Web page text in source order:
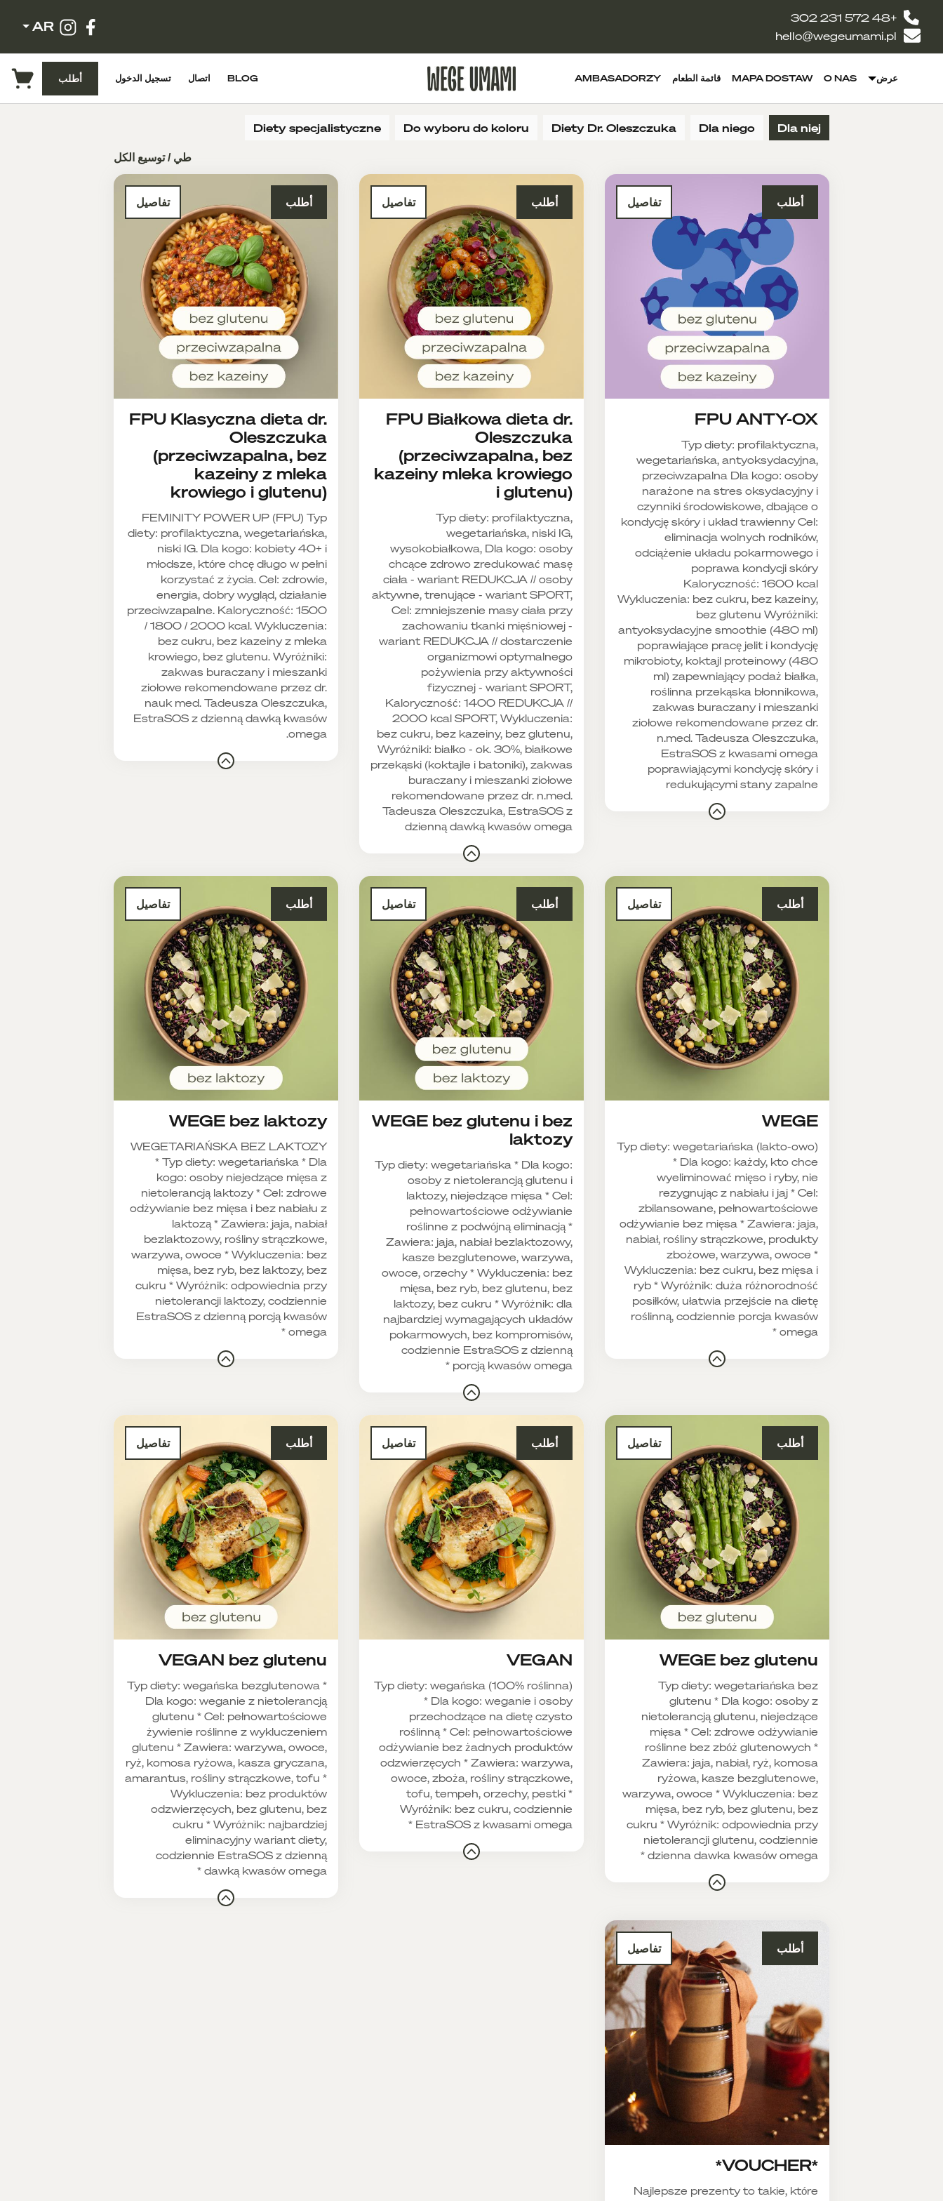
+48 572 231 302
hello@wegeumami.pl
AR
عرض O NAS
MAPA DOSTAW قائمة الطعام AMBASADORZY
BLOG اتصال تسجيل الدخول أطلب
Dla niej
Dla niego
Diety Dr. Oleszczuka
Do wyboru do koloru
Diety specjalistyczne
طي / توسيع الكل
تفاصيل
FPU ANTY-OX
أطلب
Typ diety: profilaktyczna,
wegetariańska, antyoksydacyjna,
przeciwzapalna Dla kogo: osoby
narażone na stres oksydacyjny i
czynniki środowiskowe, dbające o
kondycję skóry i układ trawienny Cel:
eliminacja wolnych rodników,
odciążenie układu pokarmowego i
poprawa kondycji skóry
Kaloryczność: 1600 kcal
Wykluczenia: bez cukru, bez kazeiny,
bez glutenu Wyróżniki:
antyoksydacyjne smoothie (480 ml)
poprawiające pracę jelit i kondycję
mikrobioty, koktajl proteinowy (480
ml) zapewniający podaż białka,
roślinna przekąska błonnikowa,
zakwas buraczany i mieszanki
ziołowe rekomendowane przez dr.
n.med. Tadeusza Oleszczuka,
EstraSOS z kwasami omega
poprawiającymi kondycję skóry i
redukującymi stany zapalne
تفاصيل
FPU Białkowa dieta dr.
Oleszczuka
(przeciwzapalna, bez
kazeiny mleka krowiego
i glutenu)
أطلب
Typ diety: profilaktyczna,
wegetariańska, niski IG,
wysokobiałkowa, Dla kogo: osoby
chcące zdrowo zredukować masę
ciała - wariant REDUKCJA // osoby
aktywne, trenujące - wariant SPORT,
Cel: zmniejszenie masy ciała przy
zachowaniu tkanki mięśniowej -
wariant REDUKCJA // dostarczenie
organizmowi optymalnego
pożywienia przy aktywności
fizycznej - wariant SPORT,
Kaloryczność: 1400 REDUKCJA //
2000 kcal SPORT, Wykluczenia:
bez cukru, bez kazeiny, bez glutenu,
Wyróżniki: białko - ok. 30%, białkowe
przekąski (koktajle i batoniki), zakwas
buraczany i mieszanki ziołowe
rekomendowane przez dr. n.med.
Tadeusza Oleszczuka, EstraSOS z
dzienną dawką kwasów omega
تفاصيل
FPU Klasyczna dieta dr.
Oleszczuka
(przeciwzapalna, bez
kazeiny z mleka
krowiego i glutenu)
أطلب
FEMINITY POWER UP (FPU) Typ
diety: profilaktyczna, wegetariańska,
niski IG. Dla kogo: kobiety 40+ i
młodsze, które chcę długo w pełni
korzystać z życia. Cel: zdrowie,
energia, dobry wygląd, działanie
przeciwzapalne. Kaloryczność: 1500
/ 1800 / 2000 kcal. Wykluczenia:
bez cukru, bez kazeiny z mleka
krowiego, bez glutenu. Wyróżniki:
zakwas buraczany i mieszanki
ziołowe rekomendowane przez dr.
nauk med. Tadeusza Oleszczuka,
EstraSOS z dzienną dawką kwasów
omega.
تفاصيل
WEGE
أطلب
Typ diety: wegetariańska (lakto-owo)
* Dla kogo: każdy, kto chce
wyeliminować mięso i ryby, nie
rezygnując z nabiału i jaj * Cel:
zbilansowane, pełnowartościowe
odżywianie bez mięsa * Zawiera: jaja,
nabiał, rośliny strączkowe, produkty
zbożowe, warzywa, owoce *
Wykluczenia: bez cukru, bez mięsa i
ryb * Wyróżnik: duża różnorodność
posiłków, ułatwia przejście na dietę
roślinną, codziennie porcja kwasów
omega *
تفاصيل
WEGE bez glutenu i bez
laktozy
أطلب
Typ diety: wegetariańska * Dla kogo:
osoby z nietolerancją glutenu i
laktozy, niejedzące mięsa * Cel:
pełnowartościowe odżywianie
roślinne z podwójną eliminacją *
Zawiera: jaja, nabiał bezlaktozowy,
kasze bezglutenowe, warzywa,
owoce, orzechy * Wykluczenia: bez
mięsa, bez ryb, bez glutenu, bez
laktozy, bez cukru * Wyróżnik: dla
najbardziej wymagających układów
pokarmowych, bez kompromisów,
codziennie EstraSOS z dzienną
porcją kwasów omega *
تفاصيل
WEGE bez laktozy
أطلب
WEGETARIAŃSKA BEZ LAKTOZY
* Typ diety: wegetariańska * Dla
kogo: osoby niejedzące mięsa z
nietolerancją laktozy * Cel: zdrowe
odżywianie bez mięsa i bez nabiału z
laktozą * Zawiera: jaja, nabiał
bezlaktozowy, rośliny strączkowe,
warzywa, owoce * Wykluczenia: bez
mięsa, bez ryb, bez laktozy, bez
cukru * Wyróżnik: odpowiednia przy
nietolerancji laktozy, codziennie
EstraSOS z dzienną porcją kwasów
omega *
تفاصيل
WEGE bez glutenu
أطلب
Typ diety: wegetariańska bez
glutenu * Dla kogo: osoby z
nietolerancją glutenu, niejedzące
mięsa * Cel: zdrowe odżywianie
roślinne bez zbóż glutenowych *
Zawiera: jaja, nabiał, ryż, komosa
ryżowa, kasze bezglutenowe,
warzywa, owoce * Wykluczenia: bez
mięsa, bez ryb, bez glutenu, bez
cukru * Wyróżnik: odpowiednia przy
nietolerancji glutenu, codziennie
dzienna dawka kwasów omega *
تفاصيل
VEGAN
أطلب
Typ diety: wegańska (100% roślinna)
* Dla kogo: weganie i osoby
przechodzące na dietę czysto
roślinną * Cel: pełnowartościowe
odżywianie bez żadnych produktów
odzwierzęcych * Zawiera: warzywa,
owoce, zboża, rośliny strączkowe,
tofu, tempeh, orzechy, pestki *
Wyróżnik: bez cukru, codziennie
EstraSOS z kwasami omega *
تفاصيل
VEGAN bez glutenu
أطلب
Typ diety: wegańska bezglutenowa *
Dla kogo: weganie z nietolerancją
glutenu * Cel: pełnowartościowe
żywienie roślinne z wykluczeniem
glutenu * Zawiera: warzywa, owoce,
ryż, komosa ryżowa, kasza gryczana,
amarantus, rośliny strączkowe, tofu *
Wykluczenia: bez produktów
odzwierzęcych, bez glutenu, bez
cukru * Wyróżnik: najbardziej
eliminacyjny wariant diety,
codziennie EstraSOS z dzienną
dawką kwasów omega *
تفاصيل
*VOUCHER*
أطلب
Najlepsze prezenty to takie, które